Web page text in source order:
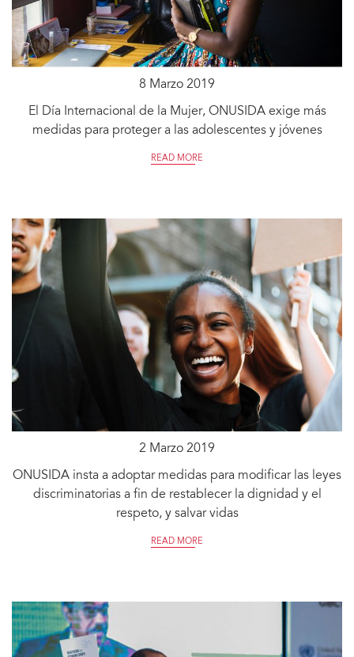
8 Marzo 2019
El Día Internacional de la Mujer, ONUSIDA exige más
medidas para proteger a las adolescentes y jóvenes
READ MORE
2 Marzo 2019
ONUSIDA insta a adoptar medidas para modificar las leyes
discriminatorias a fin de restablecer la dignidad y el
respeto, y salvar vidas
READ MORE